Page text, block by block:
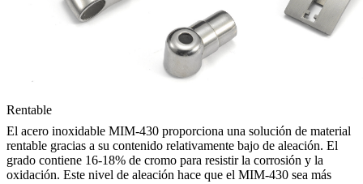
Rentable
El acero inoxidable MIM-430 proporciona una solución de material
rentable gracias a su contenido relativamente bajo de aleación. El
grado contiene 16-18% de cromo para resistir la corrosión y la
oxidación. Este nivel de aleación hace que el MIM-430 sea más